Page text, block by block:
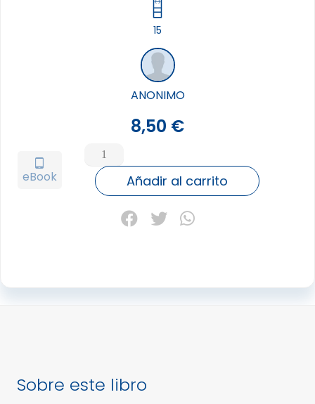
15
ANONIMO
8,50 €
tablet_android
eBook
SUEÑOS,
INTERPRETACION,
LOS
cantidad
Añadir al carrito
Sobre este libro